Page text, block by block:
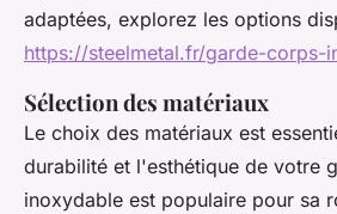
adaptées, explorez les options
https://steelmetal.fr/garde-corps-
Sélection des matériaux
Le choix des matériaux est
durabilité et l'esthétique de votre
inoxydable est populaire pour sa